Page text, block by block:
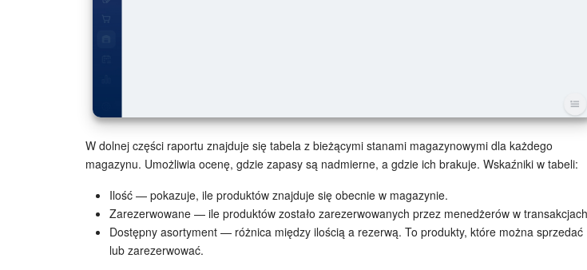
W dolnej części raportu znajduje się tabela z bieżącymi stanami magazynowymi dla każdego
magazynu. Umożliwia ocenę, gdzie zapasy są nadmierne, a gdzie ich brakuje. Wskaźniki w tabeli:
Ilość — pokazuje, ile produktów znajduje się obecnie w magazynie.
Zarezerwowane — ile produktów zostało zarezerwowanych przez menedżerów w
Dostępny asortyment — różnica między ilością a rezerwą. To produkty, które można sprzedać
lub zarezerwować.